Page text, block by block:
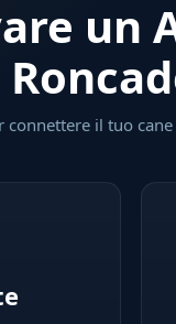
un
connettere il tuo